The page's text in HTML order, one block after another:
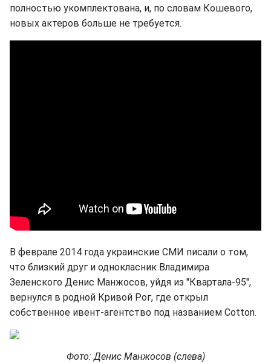
полностью укомплектована, и, по словам Кошевого,
новых актеров больше не требуется.
В феврале 2014 года украинские СМИ писали о том,
что близкий друг и однокласник Владимира
Зеленского Денис Манжосов, уйдя из "Квартала-95",
вернулся в родной Кривой Рог, где открыл
собственное ивент-агентство под названием Cotton.
Фото: Денис Манжосов (слева)